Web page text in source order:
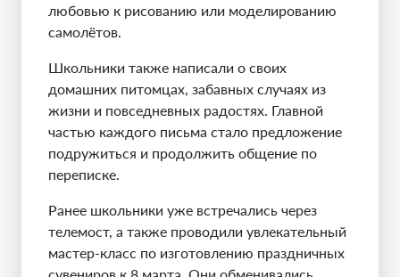
любовью к рисованию или моделированию
самолётов.
Школьники также написали о своих
домашних питомцах, забавных случаях из
жизни и повседневных радостях. Главной
частью каждого письма стало предложение
подружиться и продолжить общение по
переписке.
Ранее школьники уже встречались через
телемост, а также проводили увлекательный
мастер-класс по изготовлению праздничных